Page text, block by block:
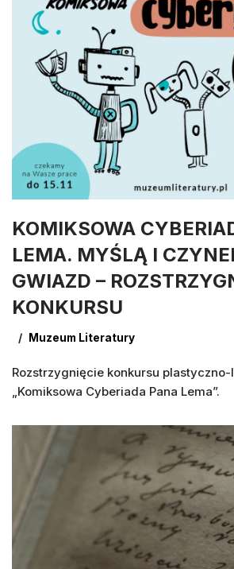
KOMIKSOWA
LEMA. MYŚLĄ I
GWIAZD –
KONKURSU
Muzeum Literatury
Rozstrzygnięcie konkursu
„Komiksowa Cyberiada Pana Lema”.